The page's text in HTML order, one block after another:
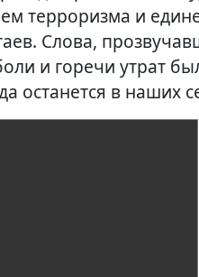
терроризма и
Слова,
и горечи утрат
останется в наших